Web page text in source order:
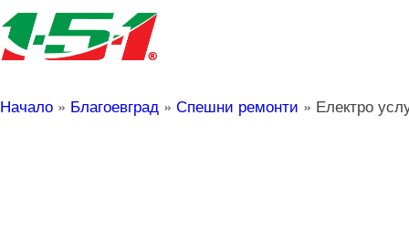
Начало » Благоевград » Спешни ремонти » Електро